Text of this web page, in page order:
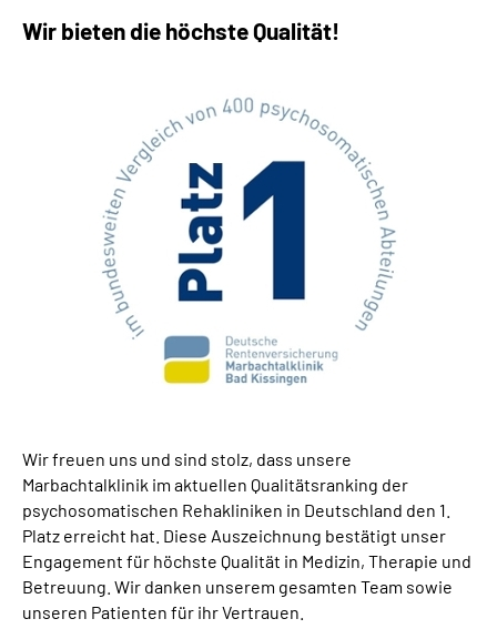
Wir bieten die höchste Qualität!
Wir freuen uns und sind stolz, dass unsere
Marbachtalklinik im aktuellen Qualitätsranking der
psychosomatischen Rehakliniken in Deutschland den 1.
Platz erreicht hat. Diese Auszeichnung bestätigt unser
Engagement für höchste Qualität in Medizin, Therapie und
Betreuung. Wir danken unserem gesamten Team sowie
unseren Patienten für ihr Vertrauen.